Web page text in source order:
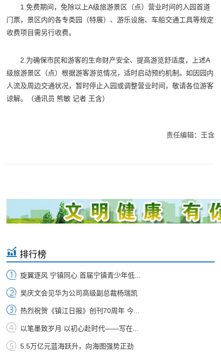
1.免费期间，免除以上A级旅游景区（点）营业时间的入园首道
门票，景区内的各专类园（特展）、游乐设施、车船交通工具等规定
收费项目需另行收费。
2.为确保市民和游客的生命财产安全、提高游览舒适度，上述A
级旅游景区（点）根据游客游览情况，适时启动预约机制。如因园内
人流及周边交通状况，暂时停止入园或调整营业时间，敬请各位游客
谅解。（通讯员 熊敏 记者 王含）
责任编辑：王含
排行榜
旋翼逐风 宁镇同心 首届宁镇青少年低...
吴庆文会见华为公司高级副总裁杨瑞凯
热烈祝贺《镇江日报》创刊70周年 今...
以笔墨致岁月 以初心赴时代——写在...
5.5万亿元蓝海跃升，向海图强势正劲